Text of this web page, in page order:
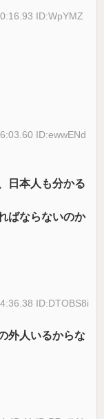
ID:WpYMZ
ID:ewwENd
日本人も分かる
ばならないのか
ID:DTOBS8i
外人いるからな